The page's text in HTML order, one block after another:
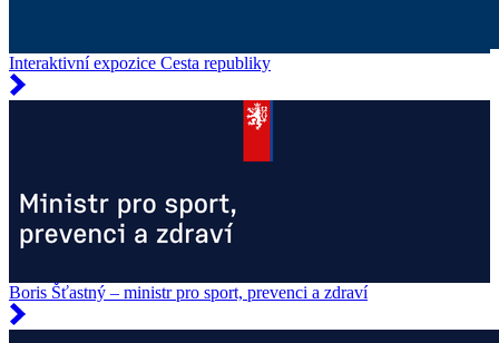
Interaktivní expozice Cesta republiky
Boris Šťastný – ministr pro sport, prevenci a zdraví